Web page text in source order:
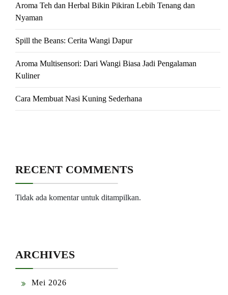
Aroma Teh dan Herbal Bikin Pikiran Lebih Tenang dan
Nyaman
Spill the Beans: Cerita Wangi Dapur
Aroma Multisensori: Dari Wangi Biasa Jadi Pengalaman
Kuliner
Cara Membuat Nasi Kuning Sederhana
RECENT COMMENTS
Tidak ada komentar untuk ditampilkan.
ARCHIVES
Mei 2026